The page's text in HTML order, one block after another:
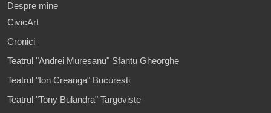
Despre mine
CivicArt
Cronici
Teatrul "Andrei Muresanu" Sfantu Gheorghe
Teatrul "Ion Creanga" Bucuresti
Teatrul "Tony Bulandra" Targoviste